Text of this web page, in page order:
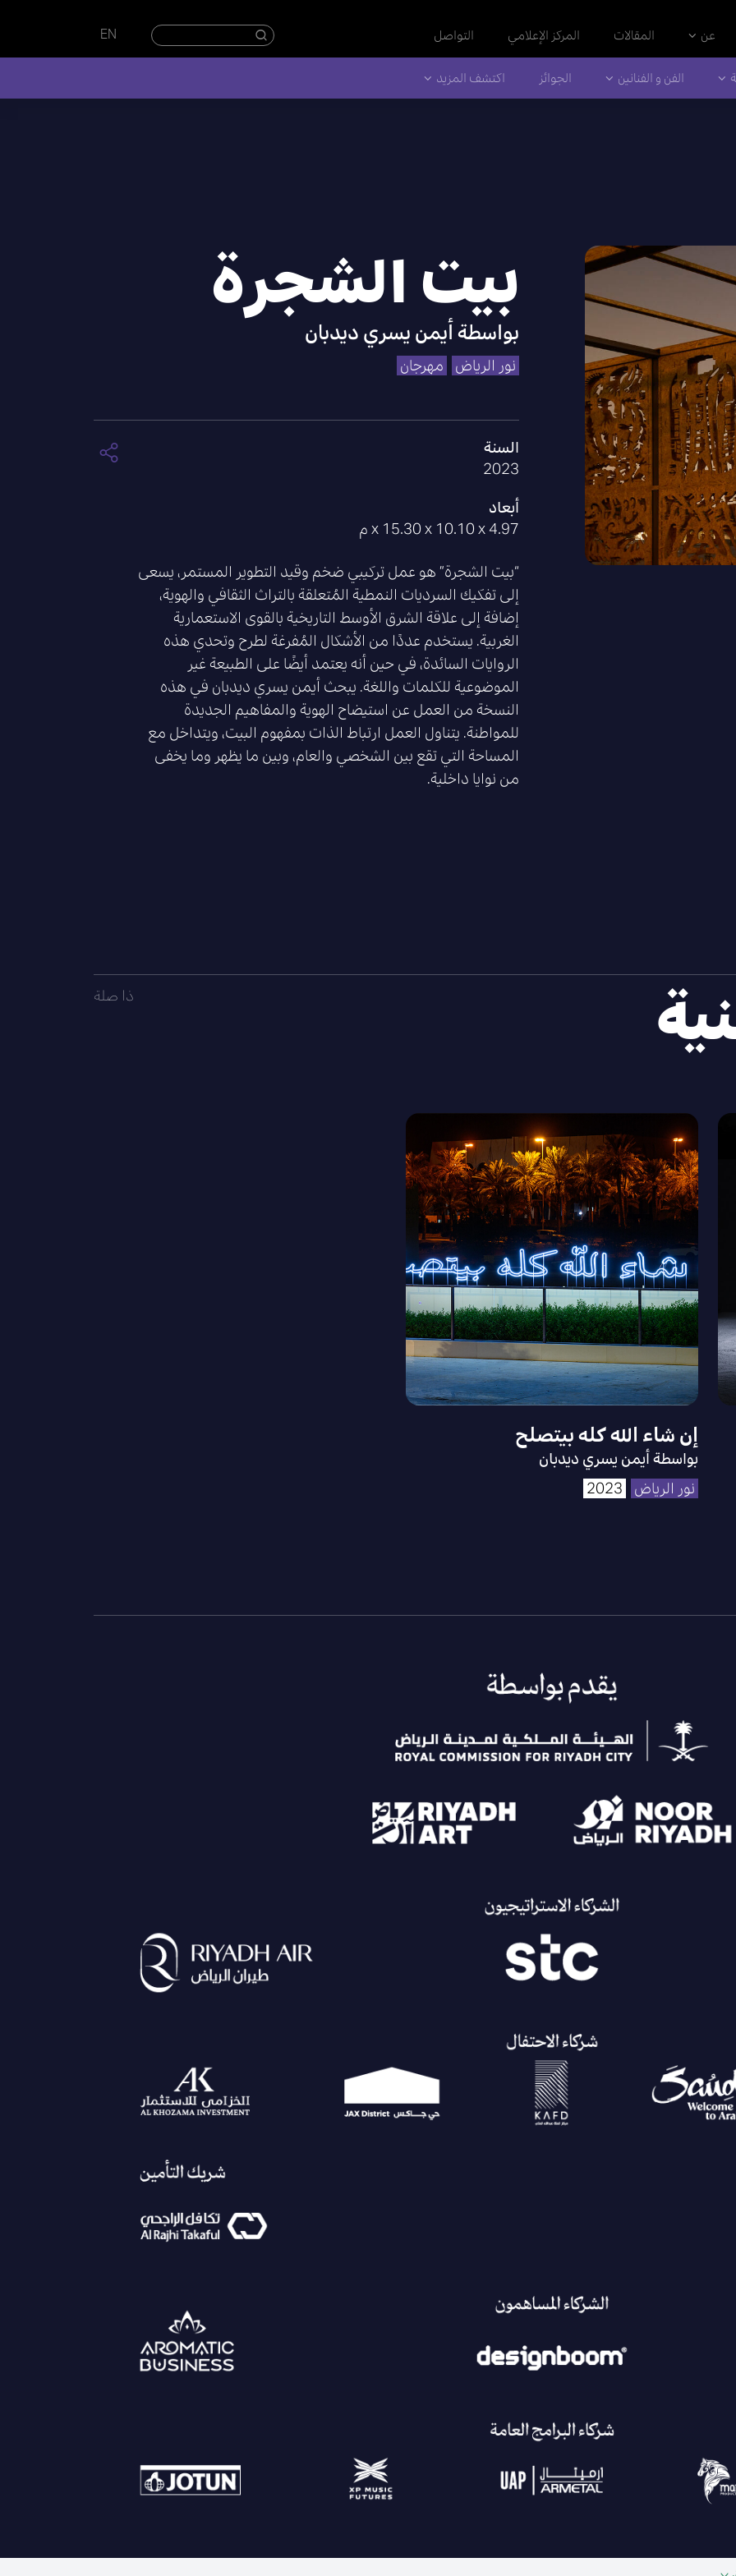
عن المقالات المركز الإعلامي التواصل EN
الفن و الفنانين الجوائز اكتشف المزيد
بيت الشجرة
بواسطة أيمن يسري ديدبان
نور الرياض مهرجان
السنة
2023
أبعاد
x 15.30 x 10.10 x 4.97 م
“بيت الشجرة” هو عمل تركيبي ضخم وقيد التطوير المستمر، يسعى
إلى تفكيك السرديات النمطية المُتعلقة بالتراث الثقافي والهوية،
إضافة إلى علاقة الشرق الأوسط التاريخية بالقوى الاستعمارية
الغربية. يستخدم عددًا من الأشكال المُفرغة لطرح وتحدي هذه
الروايات السائدة، في حين أنه يعتمد أيضًا على الطبيعة غير
الموضوعية للكلمات واللغة. يبحث أيمن يسري ديدبان في هذه
النسخة من العمل عن استيضاح الهوية والمفاهيم الجديدة
للمواطنة. يتناول العمل ارتباط الذات بمفهوم البيت، ويتداخل مع
المساحة التي تقع بين الشخصي والعام، وبين ما يظهر وما يخفى
من نوايا داخلية.
ذا صلة
إن شاء الله كله بيتصلح
بواسطة أيمن يسري ديدبان
نور الرياض
2023